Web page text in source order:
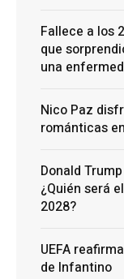
Fallece a los
que
una
Nico Paz
románticas
Donald
¿Quién será
2028?
UEFA
de Infantino